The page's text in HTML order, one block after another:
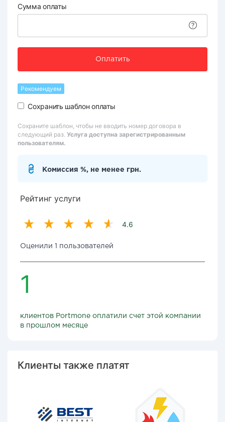
Сумма оплаты
Оплатить
Рекомендуем
Сохранить шаблон оплаты
Сохраните шаблон, чтобы не вводить номер договора в
следующий раз. Услуга доступна зарегистрированным
пользователям.
Комиссия %, не менее грн.
Рейтинг услуги
4.6
Оценили 1 пользователей
1
клиентов Portmone оплатили счет этой компании
в прошлом месяце
Клиенты также платят